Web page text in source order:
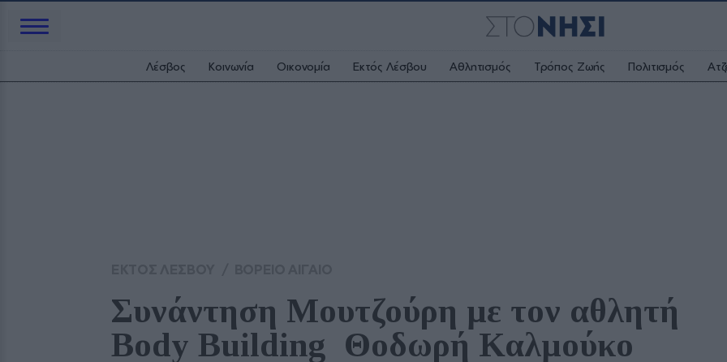
Λέσβος Κοινωνία Οικονομία Εκτός Λέσβου Αθλητισμός Τρόπος Ζωής Πολιτισμός
Συνάντηση Μουτζούρη με τον αθλητή
Body Building  Θοδωρή Καλμούκο